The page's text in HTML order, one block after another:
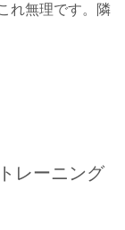
れ無理です。隣
レーニング